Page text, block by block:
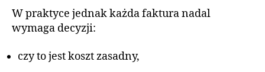
W praktyce jednak każda faktura nadal
wymaga decyzji:
czy to jest koszt zasadny,